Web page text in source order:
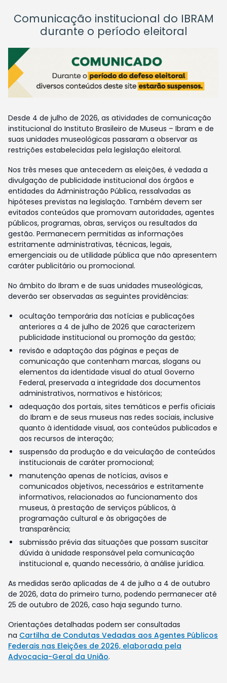
Comunicação institucional do IBRAM
durante o período eleitoral
Desde 4 de julho de 2026, as atividades de comunicação
institucional do Instituto Brasileiro de Museus – Ibram e de
suas unidades museológicas passaram a observar as
restrições estabelecidas pela legislação eleitoral.
Nos três meses que antecedem as eleições, é vedada a
divulgação de publicidade institucional dos órgãos e
entidades da Administração Pública, ressalvadas as
hipóteses previstas na legislação. Também devem ser
evitados conteúdos que promovam autoridades, agentes
públicos, programas, obras, serviços ou resultados da
gestão. Permanecem permitidas as informações
estritamente administrativas, técnicas, legais,
emergenciais ou de utilidade pública que não apresentem
caráter publicitário ou promocional.
No âmbito do Ibram e de suas unidades museológicas,
deverão ser observadas as seguintes providências:
ocultação temporária das notícias e publicações
anteriores a 4 de julho de 2026 que caracterizem
publicidade institucional ou promoção da gestão;
revisão e adaptação das páginas e peças de
comunicação que contenham marcas, slogans ou
elementos da identidade visual do atual Governo
Federal, preservada a integridade dos documentos
administrativos, normativos e históricos;
adequação dos portais, sites temáticos e perfis oficiais
do Ibram e de seus museus nas redes sociais, inclusive
quanto à identidade visual, aos conteúdos publicados e
aos recursos de interação;
suspensão da produção e da veiculação de conteúdos
institucionais de caráter promocional;
manutenção apenas de notícias, avisos e
comunicados objetivos, necessários e estritamente
informativos, relacionados ao funcionamento dos
museus, à prestação de serviços públicos, à
programação cultural e às obrigações de
transparência;
submissão prévia das situações que possam suscitar
dúvida à unidade responsável pela comunicação
institucional e, quando necessário, à análise jurídica.
As medidas serão aplicadas de 4 de julho a 4 de outubro
de 2026, data do primeiro turno, podendo permanecer até
25 de outubro de 2026, caso haja segundo turno.
Orientações detalhadas podem ser consultadas
na Cartilha de Condutas Vedadas aos Agentes Públicos
Federais nas Eleições de 2026, elaborada pela
Advocacia-Geral da União.